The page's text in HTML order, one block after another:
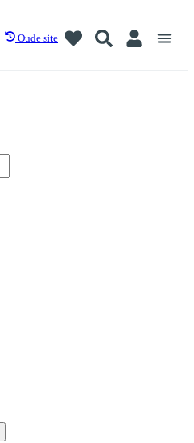
Oude site